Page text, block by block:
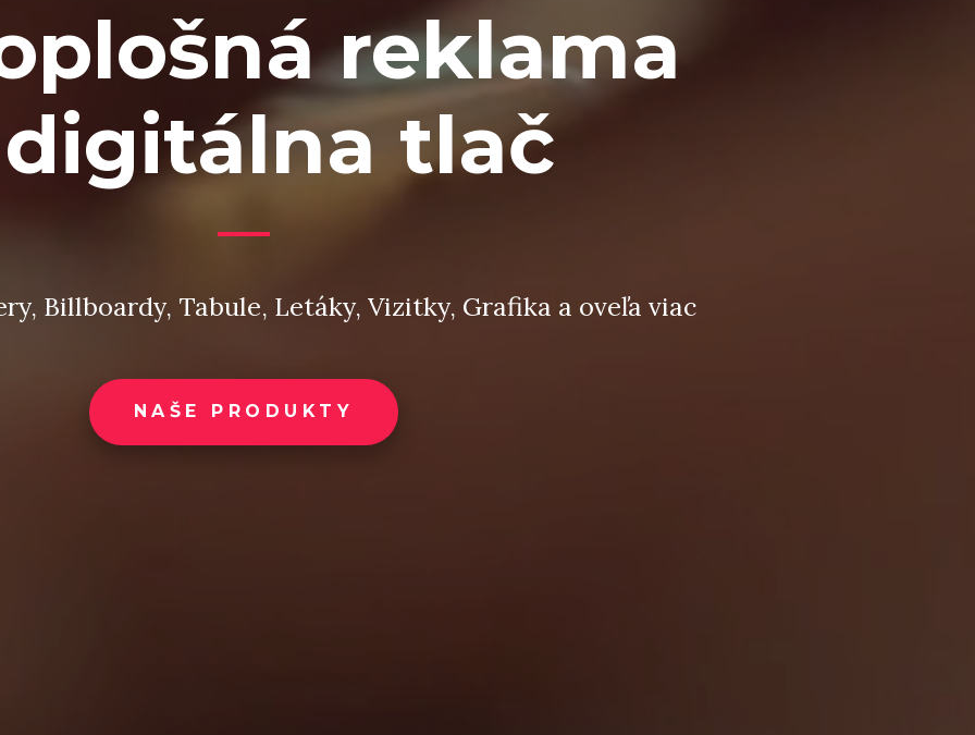
reklama
tlač
Billboardy, Tabule, Letáky, Vizitky, Grafika a oveľa viac
NAŠE PRODUKTY